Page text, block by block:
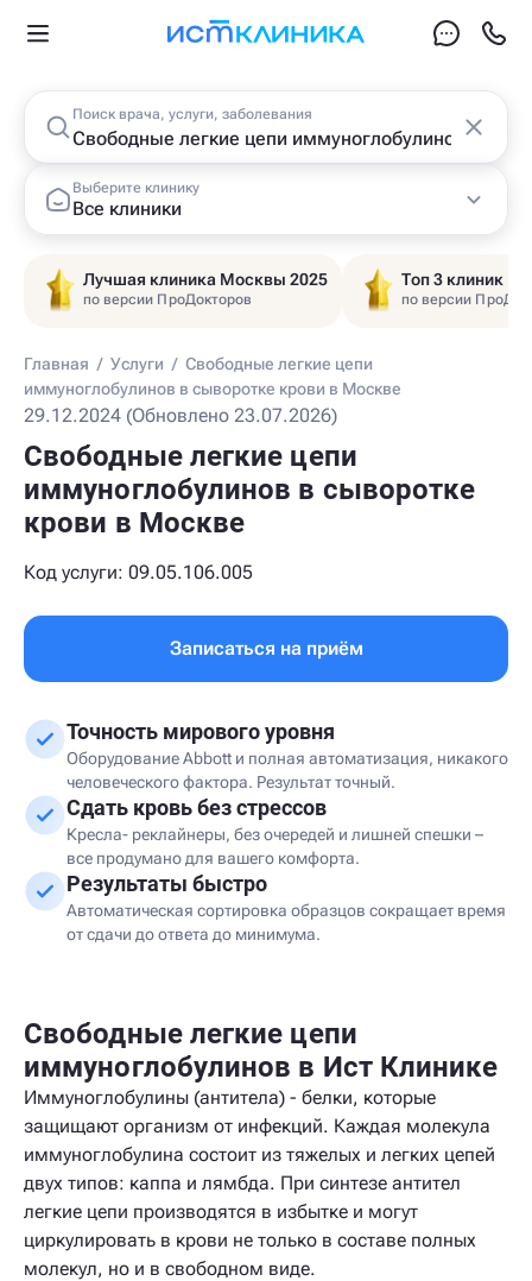
Поиск врача, услуги, заболевания
Выберите клинику
Все клиники
Лучшая клиника Москвы 2025
по версии ПроДокторов
Топ 3 клиник
по версии
Главная / Услуги / Свободные легкие цепи
иммуноглобулинов в сыворотке крови в Москве
29.12.2024 (Обновлено 23.07.2026)
Свободные легкие цепи
иммуноглобулинов в сыворотке
крови в Москве
Код услуги: 09.05.106.005
Записаться на приём
Точность мирового уровня
Оборудование Abbott и полная автоматизация, никакого
человеческого фактора. Результат точный.
Сдать кровь без стрессов
Кресла- реклайнеры, без очередей и лишней спешки –
все продумано для вашего комфорта.
Результаты быстро
Автоматическая сортировка образцов сокращает время
от сдачи до ответа до минимума.
Свободные легкие цепи
иммуноглобулинов в Ист Клинике
Иммуноглобулины (антитела) - белки, которые
защищают организм от инфекций. Каждая молекула
иммуноглобулина состоит из тяжелых и легких цепей
двух типов: каппа и лямбда. При синтезе антител
легкие цепи производятся в избытке и могут
циркулировать в крови не только в составе полных
молекул, но и в свободном виде.